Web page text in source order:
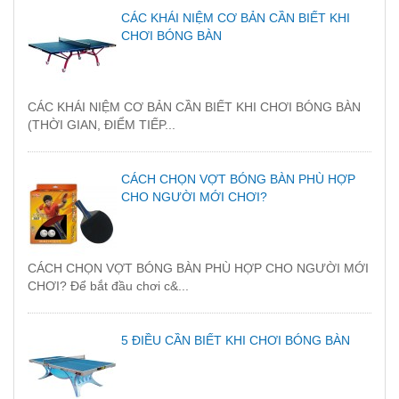
CÁC KHÁI NIỆM CƠ BẢN CẦN BIẾT KHI
CHƠI BÓNG BÀN
CÁC KHÁI NIỆM CƠ BẢN CẦN BIẾT KHI CHƠI BÓNG BÀN
(THỜI GIAN, ĐIỂM TIẾP...
CÁCH CHỌN VỢT BÓNG BÀN PHÙ HỢP
CHO NGƯỜI MỚI CHƠI?
CÁCH CHỌN VỢT BÓNG BÀN PHÙ HỢP CHO NGƯỜI MỚI
CHƠI? Để bắt đầu chơi c&...
5 ĐIỀU CẦN BIẾT KHI CHƠI BÓNG BÀN